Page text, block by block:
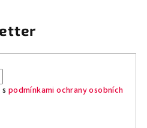
podmínkami ochrany osobních